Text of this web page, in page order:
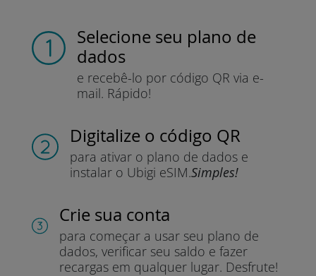
Selecione seu plano de
dados
e recebê-lo por código QR via e-
mail. Rápido!
Digitalize o código QR
para ativar o plano de dados e
instalar o Ubigi eSIM.Simples!
Crie sua conta
para começar a usar seu plano de
dados, verificar seu saldo e fazer
recargas em qualquer lugar. Desfrute!